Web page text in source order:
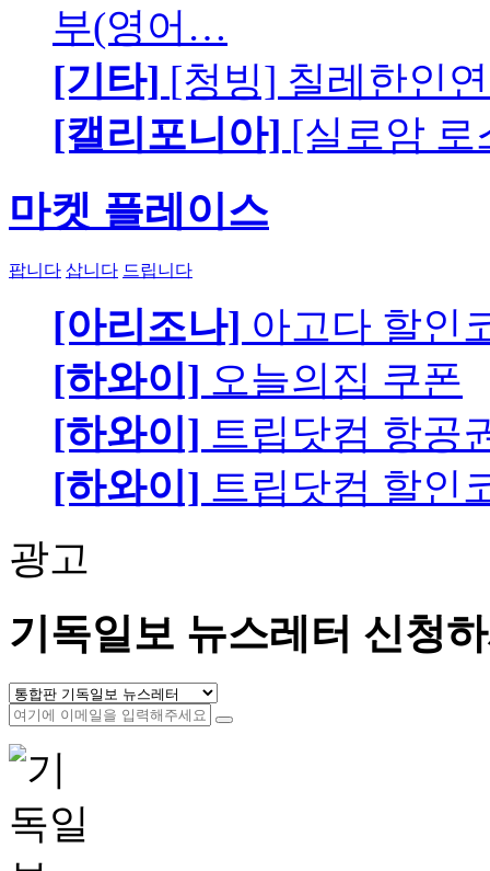
부(영어…
[기타] [청빙] 칠레한인
[캘리포니아] [실로암 로
마켓 플레이스
팝니다 삽니다 드립니다
[아리조나] 아고다 할인
[하와이] 오늘의집 쿠폰
[하와이] 트립닷컴 항공
[하와이] 트립닷컴 할인
광고
기독일보 뉴스레터 신청